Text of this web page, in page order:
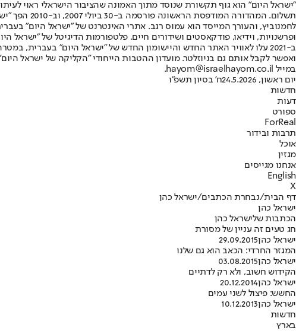
"ישראל היום" הוא גוף תקשורת שנוסד מתוך האמונה שהציבור הישראלי ראוי
תשלום.
ופרשנויות, וידיאו, פודקאסטים ושידורים חיים. פלטפורמות הדיגיטל של "ישראל
ב-2021 עלו לאוויר האתר החדש והיישומון החדש של "ישראל היום"
ואפשר לקבל אותם גם בניוזלטר. מועדון ההטבות הייחודי "הקליקה של ישראל
במייל hayom@israelhayom.co.il.
יום ראשון, 24.5.2026
ח' בסיון תשפ"ו
חדשות
דעות
ספורט
ForReal
תרבות ובידור
אוכל
מגזין
אנחנו מגייסים
English
X
דף הבית/נבחרת הכתבים/ישראל כהן
ישראל כהן
הכתבות שלישראל כהן
חג טעים זה עניין של מסורת
ישראל כהן29.09.2015
המגזר החרדי: הכאב הוא גם שלנו
ישראל כהן03.08.2015
הקידוש חשוב, ולא רק לדתיים
ישראל כהן20.12.2014
החשש: פיצול לשני עמים
ישראל כהן10.12.2013
חדשות
בארץ